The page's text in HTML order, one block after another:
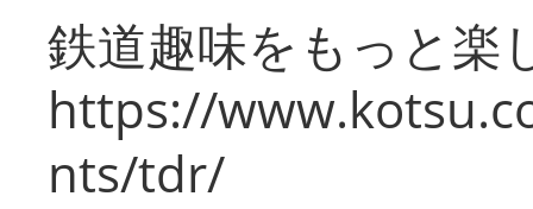
鉄道趣味をもっと楽
https://
nts/tdr/